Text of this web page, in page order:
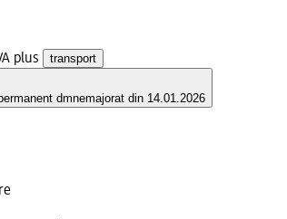
plus transport
dmnemajorat din 14.01.2026